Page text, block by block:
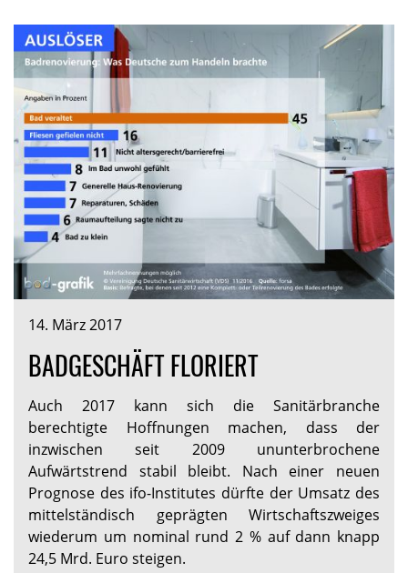
14. März 2017
BADGESCHÄFT FLORIERT
Auch 2017 kann sich die Sanitärbranche
berechtigte Hoffnungen machen, dass der
inzwischen seit 2009 ununterbrochene
Aufwärtstrend stabil bleibt. Nach einer neuen
Prognose des ifo-Institutes dürfte der Umsatz des
mittelständisch geprägten Wirtschaftszweiges
wiederum um nominal rund 2 % auf dann knapp
24,5 Mrd. Euro steigen.